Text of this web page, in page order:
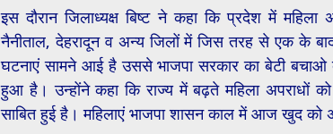
इस दौरान जिलाध्यक्ष बिष्ट ने कहा कि प्रदेश में
नैनीताल, देहरादून व अन्य जिलों में जिस तरह से एक के
घटनाएं सामने आई है उससे भाजपा सरकार का बेटी बचाओ
हुआ है। उन्होंने कहा कि राज्य में बढ़ते महिला अपराधों
साबित हुई है। महिलाएं भाजपा शासन काल में आज खुद को